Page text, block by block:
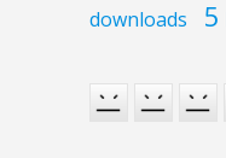
downloads 5